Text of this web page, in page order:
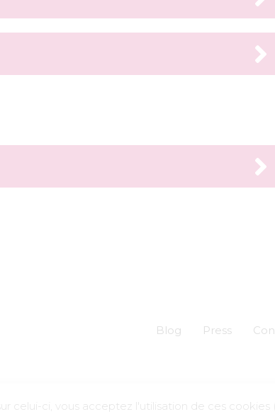
Blog Press
celui-ci, vous acceptez l'utilisation de ces cookies (